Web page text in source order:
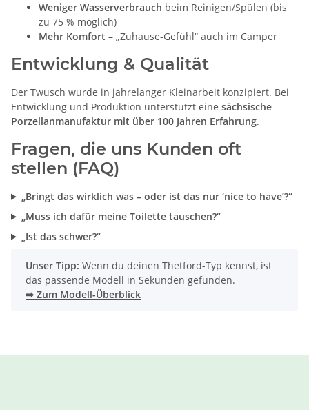
Weniger Wasserverbrauch beim Reinigen/Spülen (bis
zu 75 % möglich)
Mehr Komfort – „Zuhause-Gefühl“ auch im Camper
Entwicklung & Qualität
Der Twusch wurde in jahrelanger Kleinarbeit konzipiert. Bei
Entwicklung und Produktion unterstützt eine sächsische
Porzellanmanufaktur mit über 100 Jahren Erfahrung.
Fragen, die uns Kunden oft
stellen (FAQ)
„Bringt das wirklich was – oder ist das nur ‘nice to have’?“
„Muss ich dafür meine Toilette tauschen?“
„Ist das schwer?“
Unser Tipp: Wenn du deinen Thetford-Typ kennst, ist
das passende Modell in Sekunden gefunden.
➡ Zum Modell-Überblick